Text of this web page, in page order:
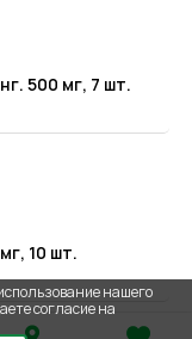
500 мг, 7 шт.
10 шт.
нашего
согласие на